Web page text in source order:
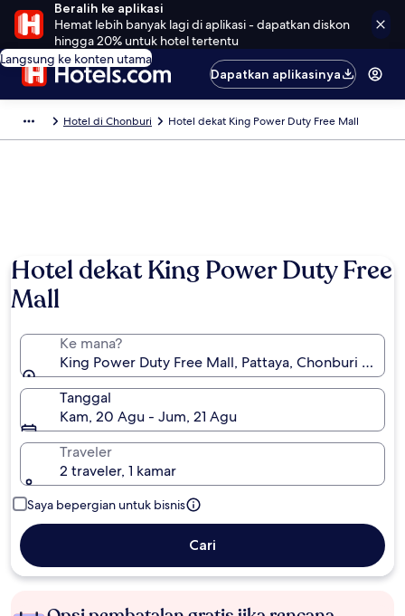
Beralih ke aplikasi
Hemat lebih banyak lagi di aplikasi - dapatkan diskon
hingga 20% untuk hotel tertentu
Langsung ke konten utama
Dapatkan aplikasinya
Hotel di Chonburi Hotel dekat King Power Duty Free Mall
Hotel dekat King Power Duty Free
Mall
Ke mana?
King Power Duty Free Mall, Pattaya, Chonburi
Tanggal
Kam, 20 Agu - Jum, 21 Agu
Traveler
2 traveler, 1 kamar
Saya bepergian untuk bisnis
Cari